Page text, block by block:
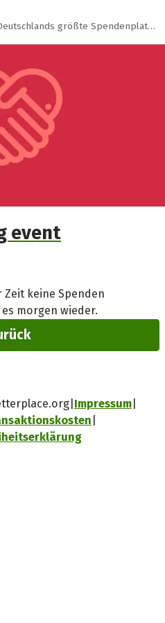
anzeigen
Deutschlands größte Spendenplattform
event
Zeit keine Spenden
morgen wieder.
Impressum